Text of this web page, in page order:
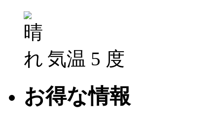
気温 5 度
お得な情報